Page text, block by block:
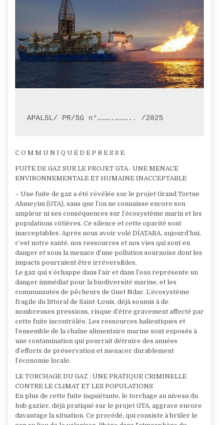
APALSL/ PR/SG n°……….……….. /2025
C O M M U N I Q U É D E P R E S S E
FUITE DE GAZ SUR LE PROJET GTA : UNE MENACE
ENVIRONNEMENTALE ET HUMAINE INACCEPTABLE
– Une fuite de gaz a été révélée sur le projet Grand Tortue
Ahmeyim (GTA), sans que l’on ne connaisse encore son
ampleur ni ses conséquences sur l’écosystème marin et les
populations côtières. Ce silence et cette opacité sont
inacceptables. Après nous avoir volé DIATARA, aujourd’hui,
c’est notre santé, nos ressources et nos vies qui sont en
danger et sous la menace d’une pollution sournoise dont les
impacts pourraient être irréversibles.
Le gaz qui s’échappe dans l’air et dans l’eau représente un
danger immédiat pour la biodiversité marine, et les
communautés de pêcheurs de Guet Ndar. L’écosystème
fragile du littoral de Saint-Louis, déjà soumis à de
nombreuses pressions, risque d’être gravement affecté par
cette fuite incontrôlée. Les ressources halieutiques et
l’ensemble de la chaîne alimentaire marine sont exposés à
une contamination qui pourrait détruire des années
d’efforts de préservation et menacer durablement
l’économie locale.
LE TORCHAGE DU GAZ : UNE PRATIQUE CRIMINELLE
CONTRE LE CLIMAT ET LES POPULATIONS
En plus de cette fuite inquiétante, le torchage au niveau du
hub gazier, déjà pratiqué sur le projet GTA, aggrave encore
davantage la situation. Ce procédé, qui consiste à brûler le